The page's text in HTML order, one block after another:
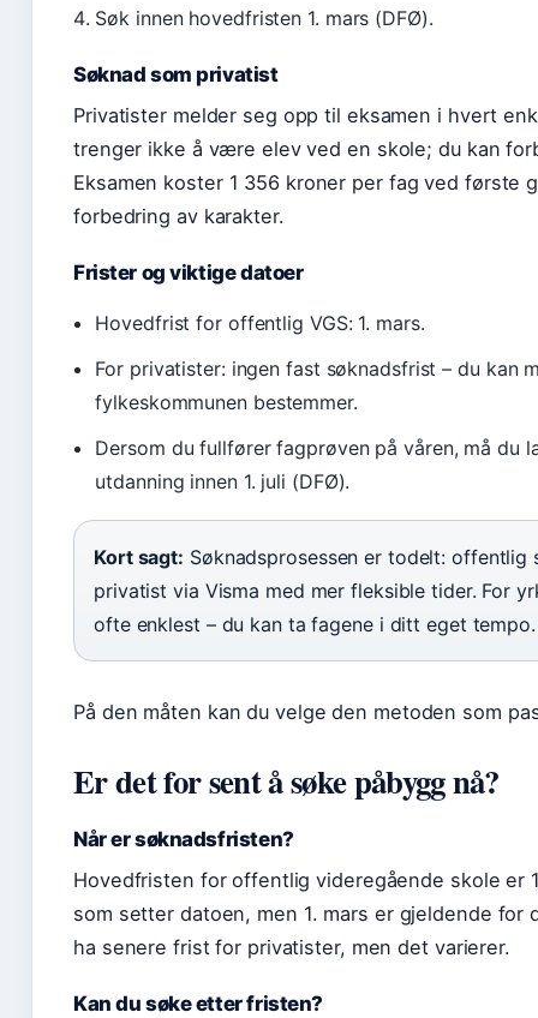
Søk innen hovedfristen 1. mars (DFØ).
Søknad som privatist
Privatister melder seg opp til eksamen i hvert
trenger ikke å være elev ved en skole; du kan
Eksamen koster 1 356 kroner per fag ved første
forbedring av karakter.
Frister og viktige datoer
Hovedfrist for offentlig VGS: 1. mars.
For privatister: ingen fast søknadsfrist – du kan
fylkeskommunen bestemmer.
Dersom du fullfører fagprøven på våren, må du
utdanning innen 1. juli (DFØ).
Kort sagt: Søknadsprosessen er todelt: offentlig
privatist via Visma med mer fleksible tider. For
ofte enklest – du kan ta fagene i ditt eget tempo.
På den måten kan du velge den metoden som
Er det for sent å søke påbygg nå?
Når er søknadsfristen?
Hovedfristen for offentlig videregående skole er
som setter datoen, men 1. mars er gjeldende
ha senere frist for privatister, men det varierer.
Kan du søke etter fristen?